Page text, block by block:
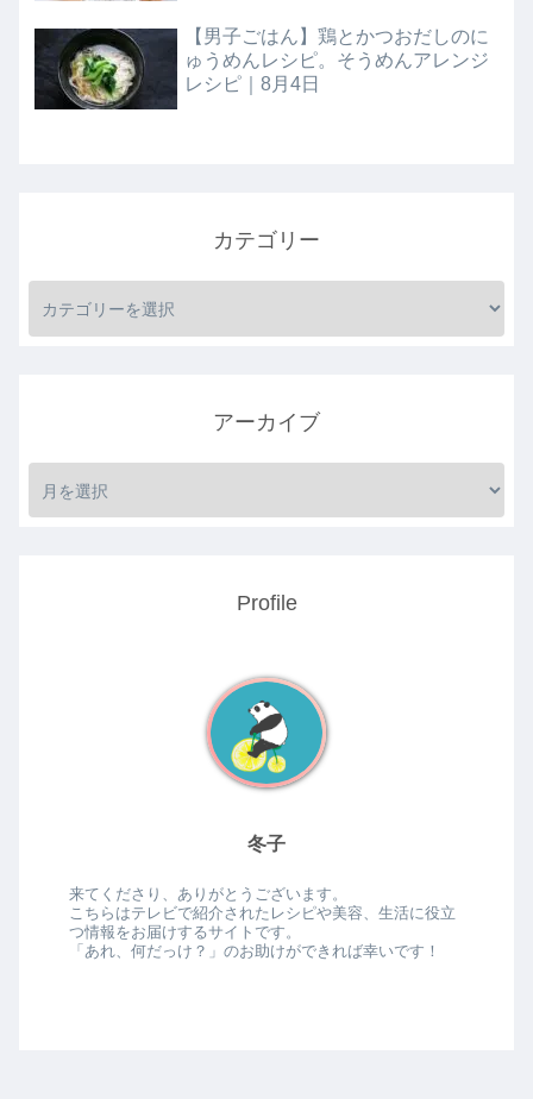
【男子ごはん】鶏とかつおだしのに
ゅうめんレシピ。そうめんアレンジ
レシピ｜8月4日
カテゴリー
アーカイブ
Profile
冬子
来てくださり、ありがとうございます。
こちらはテレビで紹介されたレシピや美容、生活に役立
つ情報をお届けするサイトです。
「あれ、何だっけ？」のお助けができれば幸いです！